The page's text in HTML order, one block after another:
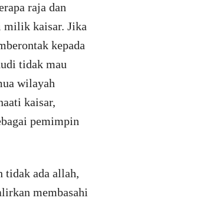
raja dan
milik kaisar. Jika
kepada
tidak mau
wilayah
kaisar,
pemimpin
tidak ada allah,
membasahi